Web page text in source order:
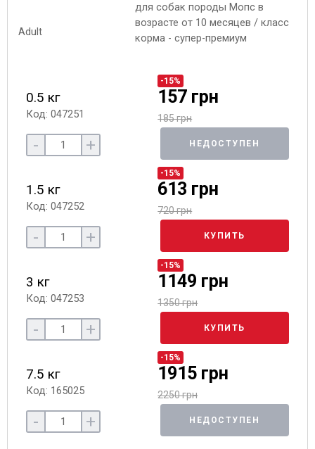
для собак породы Мопс в
возрасте от 10 месяцев / класс
корма - супер-премиум
0.5 кг
Код: 047251
-15%
157 грн
185 грн
- + НЕДОСТУПЕН
1.5 кг
Код: 047252
-15%
613 грн
720 грн
- + КУПИТЬ
3 кг
Код: 047253
-15%
1149 грн
1350 грн
- + КУПИТЬ
7.5 кг
Код: 165025
-15%
1915 грн
2250 грн
- + НЕДОСТУПЕН